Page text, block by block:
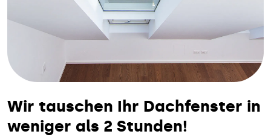
Wir tauschen Ihr Dachfenster in
weniger als 2 Stunden!